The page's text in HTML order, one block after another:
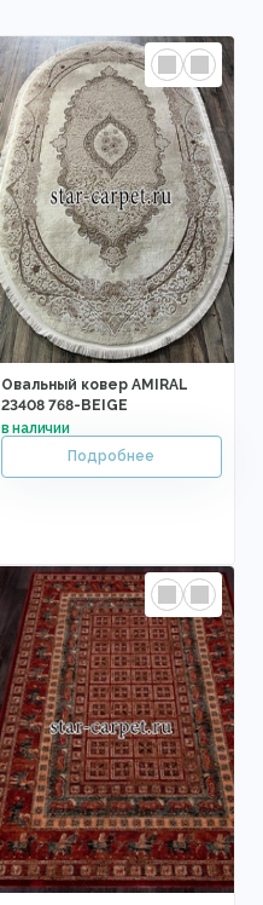
Овальный ковер AMIRAL
23408 768-BEIGE